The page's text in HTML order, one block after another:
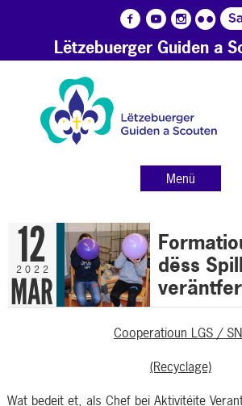
Lëtzebuerger Guiden a
Menü
12
2022
MAR
dëss
SNJ -
Cooperatioun LGS /
(Recyclage)
Wat bedeit et, als Chef bei Aktivitéite